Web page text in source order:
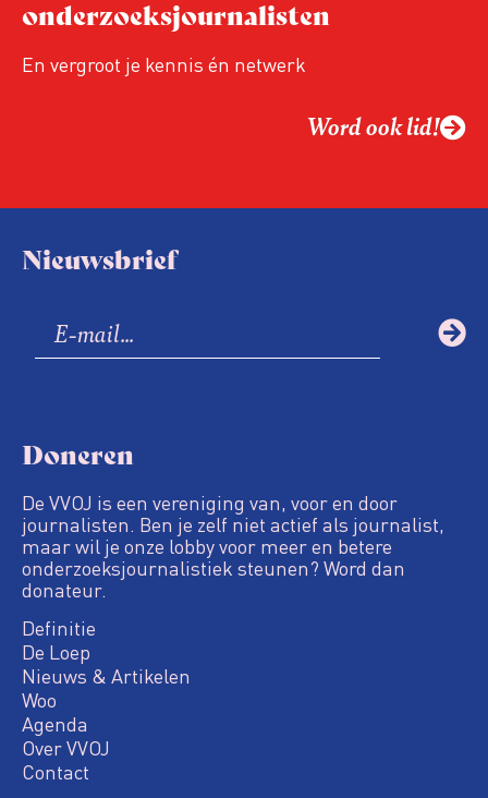
onderzoeksjournalisten
En vergroot je kennis én netwerk
Word ook lid!
Nieuwsbrief
Doneren
De VVOJ is een vereniging van, voor en door
journalisten. Ben je zelf niet actief als journalist,
maar wil je onze lobby voor meer en betere
onderzoeksjournalistiek steunen? Word dan
donateur.
Definitie
De Loep
Nieuws & Artikelen
Woo
Agenda
Over VVOJ
Contact